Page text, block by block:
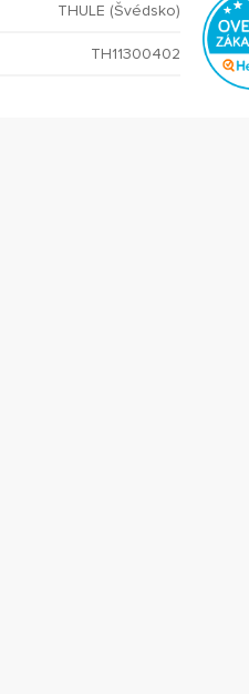
THULE (Švédsko)
TH11300402